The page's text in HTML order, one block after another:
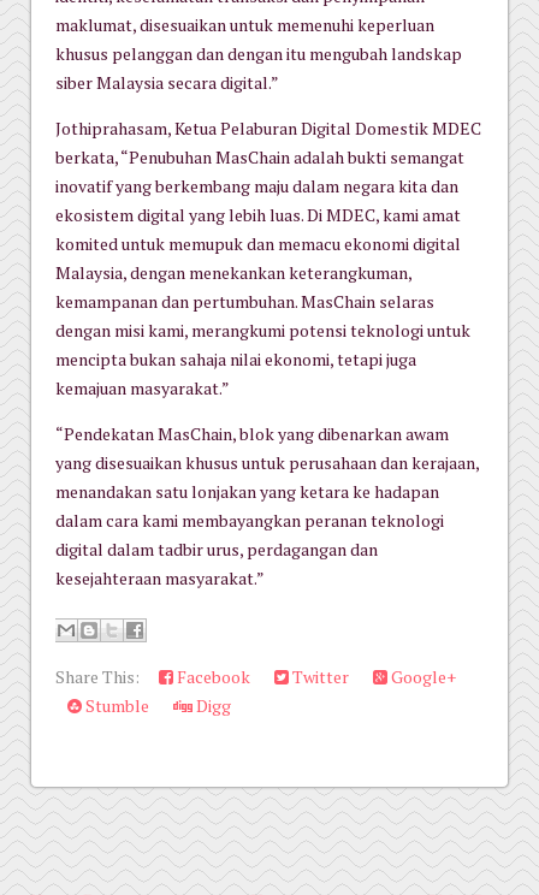
maklumat, disesuaikan untuk memenuhi keperluan
khusus pelanggan dan dengan itu mengubah landskap
siber Malaysia secara digital.”
Jothiprahasam, Ketua Pelaburan Digital Domestik MDEC
berkata, “Penubuhan MasChain adalah bukti semangat
inovatif yang berkembang maju dalam negara kita dan
ekosistem digital yang lebih luas. Di MDEC, kami amat
komited untuk memupuk dan memacu ekonomi digital
Malaysia, dengan menekankan keterangkuman,
kemampanan dan pertumbuhan. MasChain selaras
dengan misi kami, merangkumi potensi teknologi untuk
mencipta bukan sahaja nilai ekonomi, tetapi juga
kemajuan masyarakat.”
“Pendekatan MasChain, blok yang dibenarkan awam
yang disesuaikan khusus untuk perusahaan dan kerajaan,
menandakan satu lonjakan yang ketara ke hadapan
dalam cara kami membayangkan peranan teknologi
digital dalam tadbir urus, perdagangan dan
kesejahteraan masyarakat.”
Share This: Facebook Twitter
Google+
Stumble
Digg